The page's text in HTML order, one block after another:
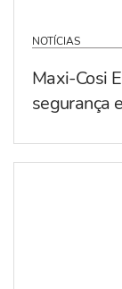
NOTÍCIAS
Maxi-Cosi
segurança